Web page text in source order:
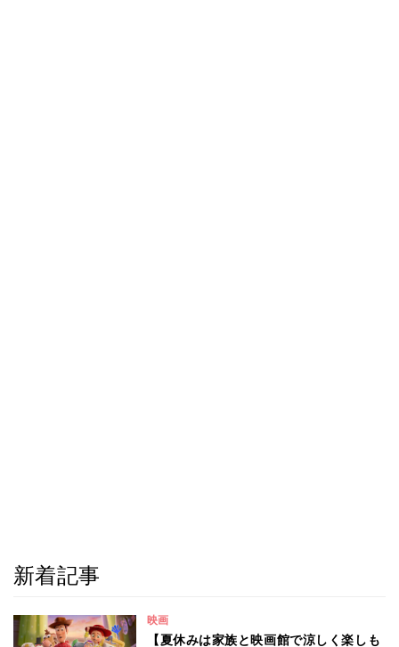
新着記事
映画
【夏休みは家族と映画館で涼しく楽しも